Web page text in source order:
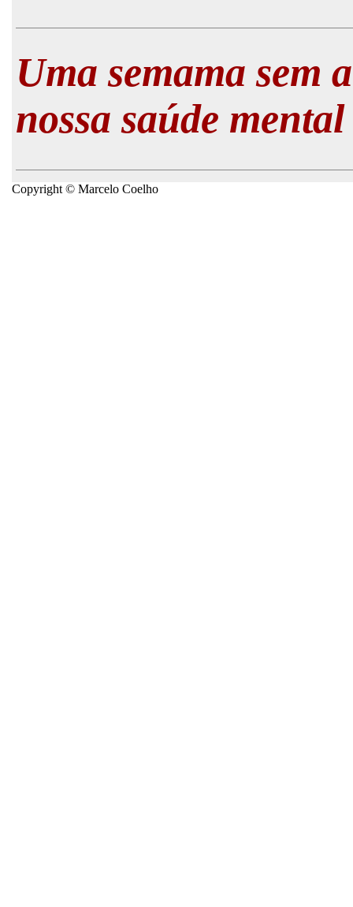
Uma semama sem
nossa saúde mental
Copyright © Marcelo Coelho